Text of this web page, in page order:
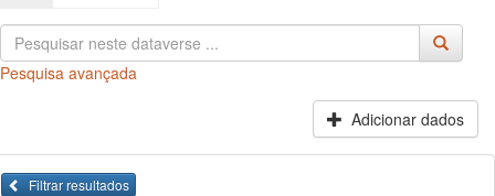
Pesquisa avançada
Adicionar dados
Filtrar resultados